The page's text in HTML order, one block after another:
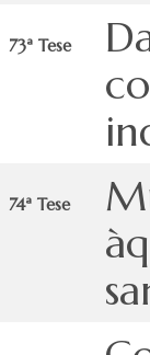
73ª Tese
74ª Tese